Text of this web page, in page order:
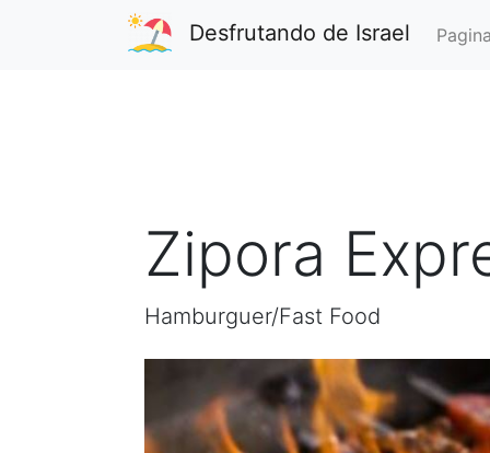
Desfrutando de Israel
Zipora
Hamburguer/Fast Food